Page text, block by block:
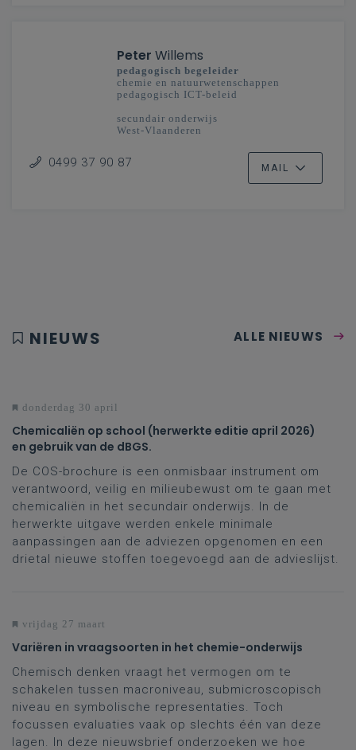
Peter Willems
pedagogisch begeleider
chemie en natuurwetenschappen
pedagogisch ICT-beleid
secundair onderwijs
West-Vlaanderen
0499 37 90 87 MAIL
NIEUWS ALLE NIEUWS
donderdag 30 april
Chemicaliën op school (herwerkte editie april 2026)
en gebruik van de dBGS.
De COS-brochure is een onmisbaar instrument om
verantwoord, veilig en milieubewust om te gaan met
chemicaliën in het secundair onderwijs. In de
herwerkte uitgave werden enkele minimale
aanpassingen aan de adviezen opgenomen en een
drietal nieuwe stoffen toegevoegd aan de advieslijst.
vrijdag 27 maart
Variëren in vraagsoorten in het chemie-onderwijs
Chemisch denken vraagt het vermogen om te
schakelen tussen macroniveau, submicroscopisch
niveau en symbolische representaties. Toch
focussen evaluaties vaak op slechts één van deze
lagen. In deze nieuwsbrief onderzoeken we hoe